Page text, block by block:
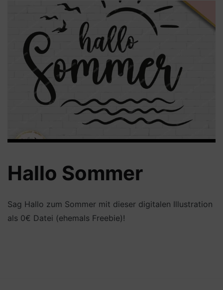
Hallo Sommer
Sag Hallo zum Sommer mit dieser digitalen Illustration
als 0€ Datei (ehemals Freebie)!